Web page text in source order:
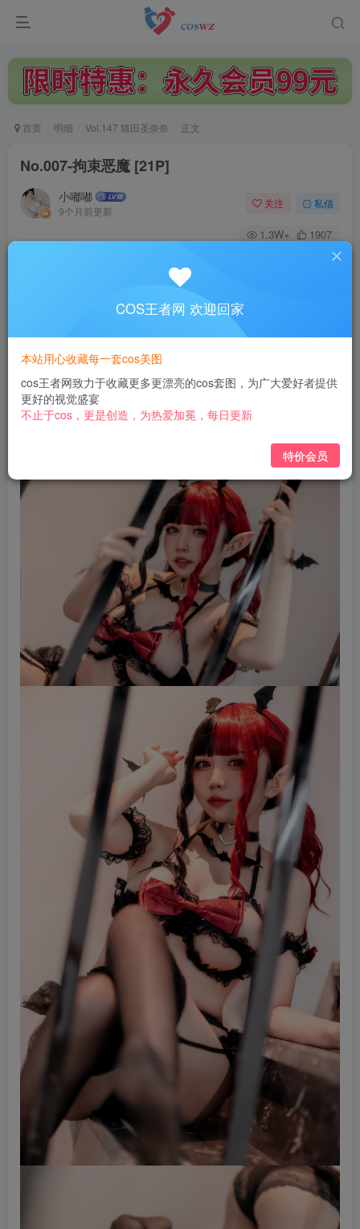
首页 明细 Vol.147 猫田圣奈奈 正文
No.007-拘束恶魔 [21P]
小嘟嘟
9个月前更新
关注 私信
1.3W+ 1907
此内容为付费阅读，请付费后查看
3
黄金会员免费 钻石会员 免费
立即购买
COS王者网 欢迎回家
本站用心收藏每一套cos美图
cos王者网致力于收藏更多更漂亮的cos套图，为广大爱好者提供
更好的视觉盛宴
不止于cos，更是创造，为热爱加冕，每日更新
特价会员